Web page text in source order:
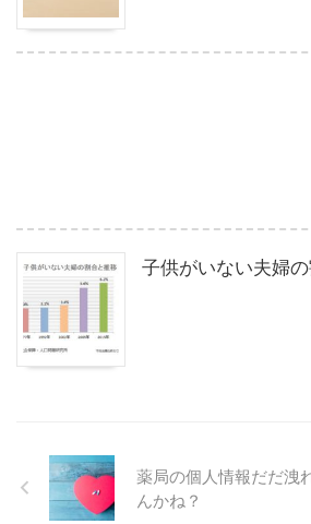
子供がいない夫婦
薬局の個人情報だだ洩
んかね？